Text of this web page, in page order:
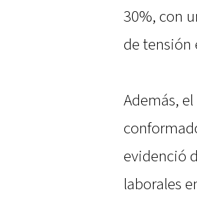
30%, con
de tensión
Además,
evidenció
laborales